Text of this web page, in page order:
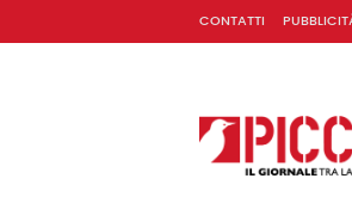
CONTATTI